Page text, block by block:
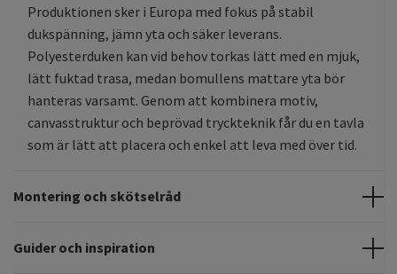
Produktionen sker i Europa med fokus på stabil
dukspänning, jämn yta och säker leverans.
Polyesterduken kan vid behov torkas lätt med en mjuk,
lätt fuktad trasa, medan bomullens mattare yta bör
hanteras varsamt. Genom att kombinera motiv,
canvasstruktur och beprövad tryckteknik får du en tavla
som är lätt att placera och enkel att leva med över tid.
Montering och skötselråd
Guider och inspiration